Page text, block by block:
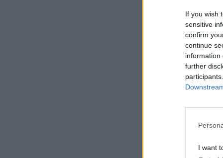
If you wish
sensitive
confirm
continue
information
further
I want